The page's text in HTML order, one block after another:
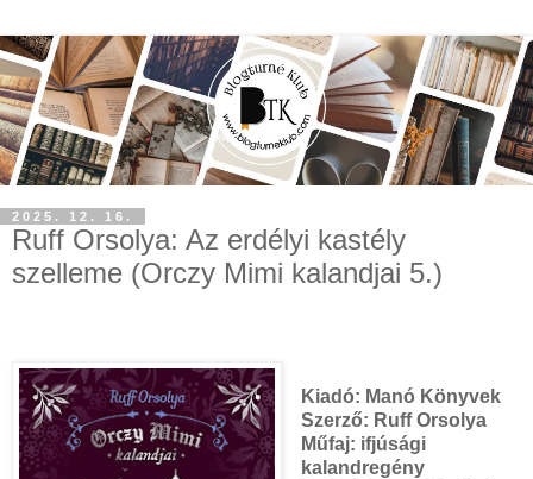
2025. 12. 16.
Ruff Orsolya: Az ​erdélyi kastély
szelleme (Orczy Mimi kalandjai 5.)
Kiadó: Manó Könyvek
Szerző: Ruff Orsolya
Műfaj: ifjúsági
kalandregény